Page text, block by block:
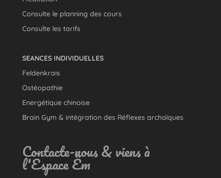
Consulte le planning des cours
Consulte les tarifs
SEANCES INDIVIDUELLES
Feldenkrais
Ostéopathie
Energétique chinoise
Brain Gym & intégration des Réflexes archaïques
Contacte-nous & viens à
l'Espace Êm